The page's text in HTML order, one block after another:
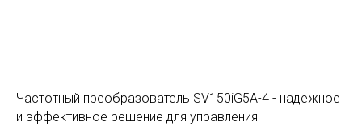
Частотный преобразователь SV150iG5A-4 - надежное
и эффективное решение для управления